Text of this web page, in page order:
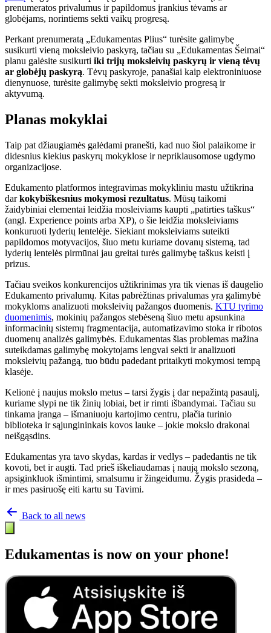
prenumeratos privalumus ir papildomus įrankius tėvams ar
globėjams, norintiems sekti vaikų progresą.
Perkant prenumeratą „Edukamentas Plius“ turėsite galimybę
susikurti vieną moksleivio paskyrą, tačiau su „Edukamentas Šeimai“
planu galėsite susikurti iki trijų moksleivių paskyrų ir vieną tėvų
ar globėjų paskyrą. Tėvų paskyroje, panašiai kaip elektroniniuose
dienynuose, turėsite galimybę sekti moksleivio progresą ir
aktyvumą.
Planas mokyklai
Taip pat džiaugiamės galėdami pranešti, kad nuo šiol palaikome ir
didesnius kiekius paskyrų mokyklose ir nepriklausomose ugdymo
organizacijose.
Edukamento platformos integravimas mokykliniu mastu užtikrina
darkokybiškesnius mokymosi rezultatus. Mūsų taikomi
žaidybiniai elementai leidžia mosleiviams kaupti „patirties taškus“
(angl. Experience points arba XP), o šie leidžia moksleiviams
konkuruoti lyderių lentelėje. Siekiant moksleiviams suteikti
papildomos motyvacijos, šiuo metu kuriame dovanų sistemą, tad
lyderių lentelės pirmūnai jau greitai turės galimybę taškus keisti į
prizus.
Tačiau sveikos konkurencijos užtikrinimas yra tik vienas iš daugelio
Edukamento privalumų. Kitas pabrėžtinas privalumas yra galimybė
mokykloms analizuoti moksleivių pažangos duomenis. KTU tyrimo
duomenimis, mokinių pažangos stebėseną šiuo metu apsunkina
informacinių sistemų fragmentacija, automatizavimo stoka ir ribotos
duomenų analizės galimybės. Edukamentas šias problemas mažina
suteikdamas galimybę mokytojams lengvai sekti ir analizuoti
moksleivių pažangą, tuo būdu padedant pritaikyti mokymosi tempą
klasėje.
Kelionė į naujus mokslo metus – tarsi žygis į dar nepažintą pasaulį,
kuriame slypi ne tik žinių lobiai, bet ir rimti išbandymai. Tačiau su
tinkama įranga – išmaniuoju kartojimo centru, plačia turinio
biblioteka ir sąjungininkais kovos lauke – jokie mokslo drakonai
neišgąsdins.
Edukamentas yra tavo skydas, kardas ir vedlys – padedantis ne tik
kovoti, bet ir augti. Tad prieš iškeliaudamas į naują mokslo sezoną,
apsiginkluok išmintimi, smalsumu ir žingeidumu. Žygis prasideda –
ir mes pasiruošę eiti kartu su Tavimi.
Back to all news
Edukamentas is now on your phone!